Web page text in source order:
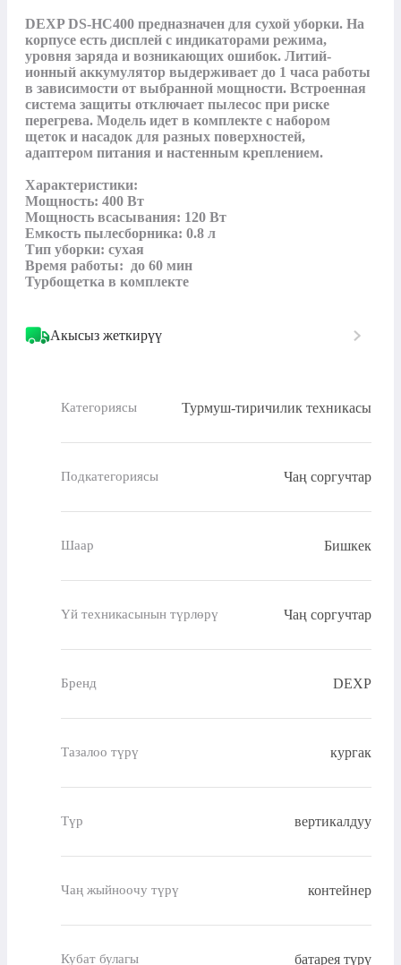
DEXP DS-HC400 предназначен для сухой уборки. На
корпусе есть дисплей с индикаторами режима,
уровня заряда и возникающих ошибок. Литий-
ионный аккумулятор выдерживает до 1 часа работы
в зависимости от выбранной мощности. Встроенная
система защиты отключает пылесос при риске
перегрева. Модель идет в комплекте с набором
щеток и насадок для разных поверхностей,
адаптером питания и настенным креплением.
Характеристики:
Мощность: 400 Вт
Мощность всасывания: 120 Вт
Емкость пылесборника: 0.8 л
Тип уборки: сухая
Время работы:  до 60 мин
Турбощетка в комплекте
Акысыз жеткирүү
Категориясы Турмуш-тиричилик техникасы
Подкатегориясы Чаң соргучтар
Шаар Бишкек
Үй техникасынын түрлөрү Чаң соргучтар
Бренд DEXP
Тазалоо түрү кургак
Түр вертикалдуу
Чаң жыйноочу түрү контейнер
Кубат булагы батарея түрү